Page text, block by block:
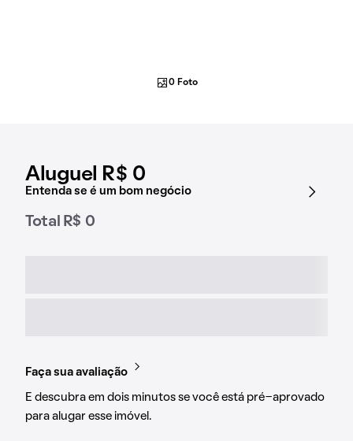
Aluguel R$ 0
Entenda se é um bom negócio
Total R$ 0
Faça sua avaliação
E descubra em dois minutos se você está pré-aprovado
para alugar esse imóvel.
0 Foto